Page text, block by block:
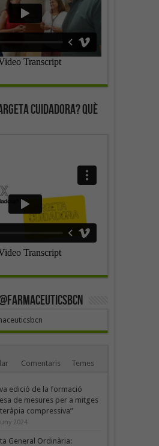
cuidadora? Què
@farmaceuticsbcn
Comentaris Temes
edició de la formació
de mesures per a mitges
compressiva”
2024
General Ordinària: